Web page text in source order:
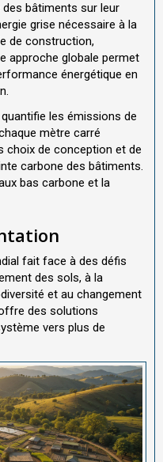
bâtiments sur leur
grise nécessaire à la
de construction,
approche globale permet
énergétique en
les émissions de
mètre carré
choix de conception et de
carbone des bâtiments.
bas carbone et la
fait face à des défis
des sols, à la
et au changement
des solutions
vers plus de